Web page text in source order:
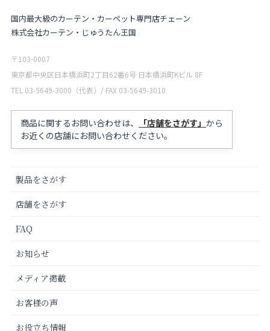
国内最大級のカーテン・カーペット専門店チェーン
株式会社カーテン・じゅうたん王国
〒103-0007
東京都中央区日本橋浜町2丁目62番6号 日本橋浜町Kビル 8F
TEL 03-5649-3000（代表）/ FAX 03-5649-3010
商品に関するお問い合わせは、 「店舗をさがす」 から
お近くの店舗にお問い合わせください。
製品をさがす
店舗をさがす
FAQ
お知らせ
メディア掲載
お客様の声
お役立ち情報